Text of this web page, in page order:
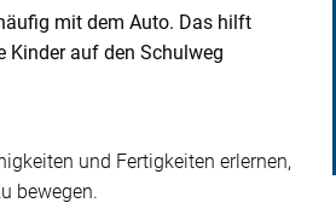
mit dem Auto. Das hilft
Kinder auf den Schulweg
und Fertigkeiten erlernen,
bewegen.